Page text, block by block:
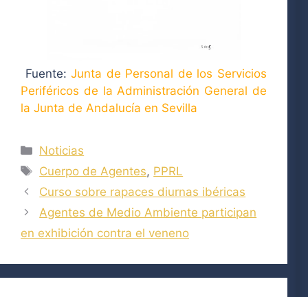
Fuente:Junta de Personal de los Servicios
Periféricos de la Administración General de
la Junta de Andalucía en Sevilla
Categorías
Noticias
Etiquetas
Cuerpo de Agentes, PPRL
Curso sobre rapaces diurnas ibéricas
Agentes de Medio Ambiente participan
en exhibición contra el veneno